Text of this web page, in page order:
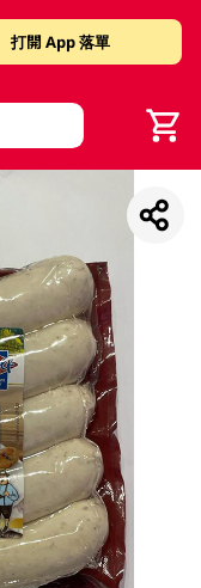
打開 App 落單